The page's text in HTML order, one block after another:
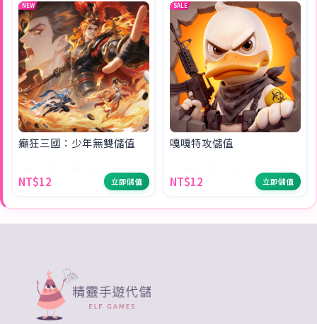
NEW
癲狂三國：少年無雙儲值
NT$12 立即儲值
SALE
嘎嘎特攻儲值
NT$12 立即儲值